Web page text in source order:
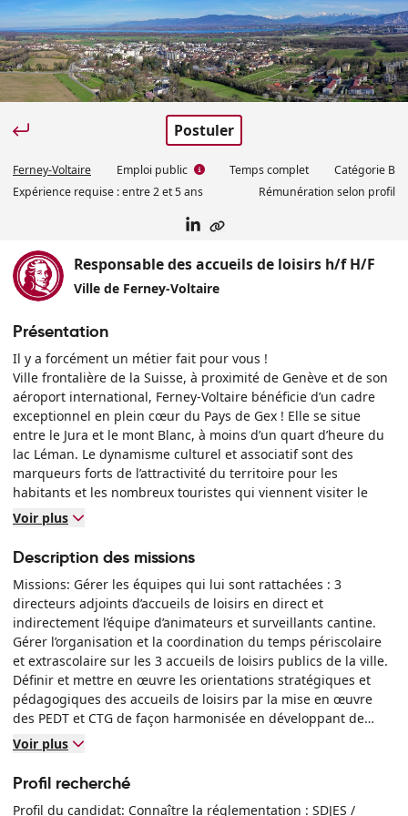
Postuler
Ferney-Voltaire Emploi public Temps complet CatégorieB
Expérience requise :entre 2 et 5 ans Rémunération selon profil
Responsable des accueils de loisirs h/f H/F
Ville de Ferney-Voltaire
Présentation
Il y a forcément un métier fait pour vous !
Ville frontalière de la Suisse, à proximité de Genève et de son
aéroport international, Ferney‑Voltaire bénéficie d’un cadre
exceptionnel en plein cœur du Pays de Gex ! Elle se situe
entre le Jura et le mont Blanc, à moins d’un quart d’heure du
lac Léman. Le dynamisme culturel et associatif sont des
marqueurs forts de l’attractivité du territoire pour les
habitants et les nombreux touristes qui viennent visiter le
pays de Voltaire. Vous aimez relever les challenges,
l’intelligence collective est votre moteur, vous êtes attaché(e)
aux valeurs du service public, alors venez rejoindre une
équipe dynamique pour servir l’intérêt général !
Découvrez notre environnement de travail
Voir plus
Description des missions
Missions: Gérer les équipes qui lui sont rattachées : 3
directeurs adjoints d’accueils de loisirs en direct et
indirectement l’équipe d’animateurs et surveillants cantine.
Gérer l’organisation et la coordination du temps périscolaire
et extrascolaire sur les 3 accueils de loisirs publics de la ville.
Définir et mettre en œuvre les orientations stratégiques et
pédagogiques des accueils de loisirs par la mise en œuvre
des PEDT et CTG de façon harmonisée en développant de
nouveaux projets éducatifs avec des partenaires extérieurs ou
des services internes (ex : projet ERASMUS). Assurer le lien
entre les services de la mairie et les accueils de loisirs (suivi
des petits travaux dans les accueils de loisirs, aménagement
Voir plus
Profil recherché
Profil du candidat: Connaître la réglementation : SDJES /